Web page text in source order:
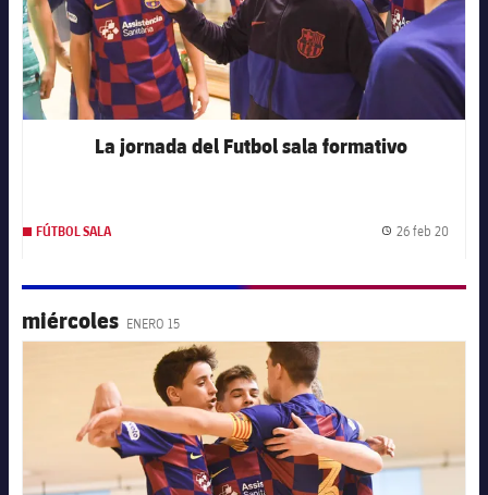
La jornada del Futbol sala formativo
FÚTBOL SALA 26 feb 20
miércoles ENERO 15
FC Barcelona club badge